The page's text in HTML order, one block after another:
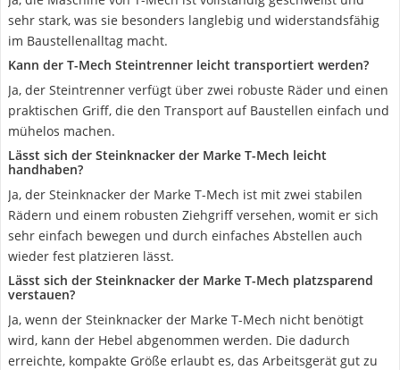
sehr stark, was sie besonders langlebig und widerstandsfähig
im Baustellenalltag macht.
Kann der T-Mech Steintrenner leicht transportiert werden?
Ja, der Steintrenner verfügt über zwei robuste Räder und einen
praktischen Griff, die den Transport auf Baustellen einfach und
mühelos machen.
Lässt sich der Steinknacker der Marke T-Mech leicht
handhaben?
Ja, der Steinknacker der Marke T-Mech ist mit zwei stabilen
Rädern und einem robusten Ziehgriff versehen, womit er sich
sehr einfach bewegen und durch einfaches Abstellen auch
wieder fest platzieren lässt.
Lässt sich der Steinknacker der Marke T-Mech platzsparend
verstauen?
Ja, wenn der Steinknacker der Marke T-Mech nicht benötigt
wird, kann der Hebel abgenommen werden. Die dadurch
erreichte, kompakte Größe erlaubt es, das Arbeitsgerät gut zu